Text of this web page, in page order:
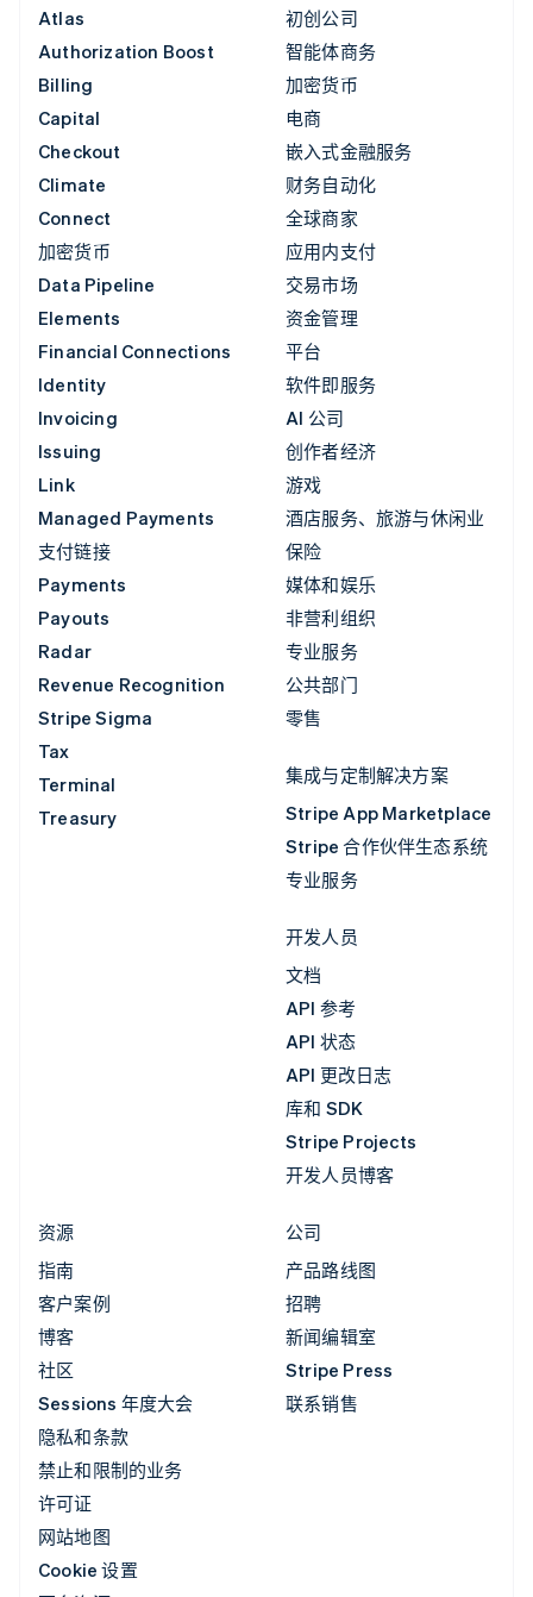
Atlas
Authorization Boost
Billing
Capital
Checkout
Climate
Connect
加密货币
Data Pipeline
Elements
Financial Connections
Identity
Invoicing
Issuing
Link
Managed Payments
支付链接
Payments
Payouts
Radar
Revenue Recognition
Stripe Sigma
Tax
Terminal
Treasury
初创公司
智能体商务
加密货币
电商
嵌入式金融服务
财务自动化
全球商家
应用内支付
交易市场
资金管理
平台
软件即服务
AI 公司
创作者经济
游戏
酒店服务、旅游与休闲业
保险
媒体和娱乐
非营利组织
专业服务
公共部门
零售
集成与定制解决方案
Stripe App Marketplace
Stripe 合作伙伴生态系统
专业服务
开发人员
文档
API 参考
API 状态
API 更改日志
库和 SDK
Stripe Projects
开发人员博客
资源
指南
客户案例
博客
社区
Sessions 年度大会
隐私和条款
禁止和限制的业务
许可证
网站地图
Cookie 设置
公司
产品路线图
招聘
新闻编辑室
Stripe Press
联系销售